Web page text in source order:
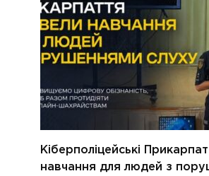
Кіберполіцейські
навчання для людей з